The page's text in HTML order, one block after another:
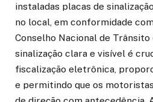
instaladas placas de
no local, em conformidade
Conselho Nacional de Trânsito
sinalização clara e visível é
fiscalização eletrônica,
e permitindo que os